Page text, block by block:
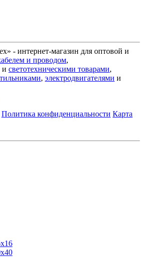
- интернет-магазин для оптовой и
и проводом,
и светотехническими товарами,
, электродвигателями и
Политика конфиденциальности Карта